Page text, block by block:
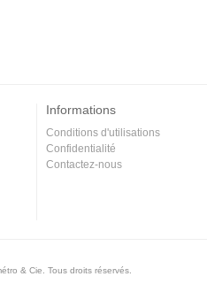
Informations
Conditions d'utilisations
Confidentialité
Contactez-nous
& Cie. Tous droits réservés.